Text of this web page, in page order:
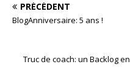
PRÉCÉDENT
BlogAnniversaire: 5 ans !
Truc de coach: un Backlog